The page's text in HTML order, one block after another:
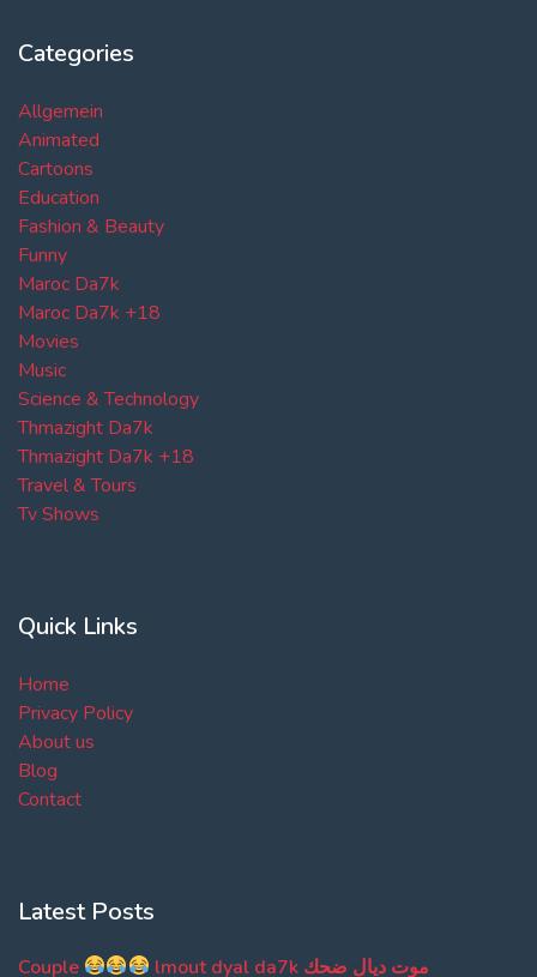
Categories
Allgemein
Animated
Cartoons
Education
Fashion & Beauty
Funny
Maroc Da7k
Maroc Da7k +18
Movies
Music
Science & Technology
Thmazight Da7k
Thmazight Da7k +18
Travel & Tours
Tv Shows
Quick Links
Home
Privacy Policy
About us
Blog
Contact
Latest Posts
Couple lmout dyal da7k موت ديال ضحك